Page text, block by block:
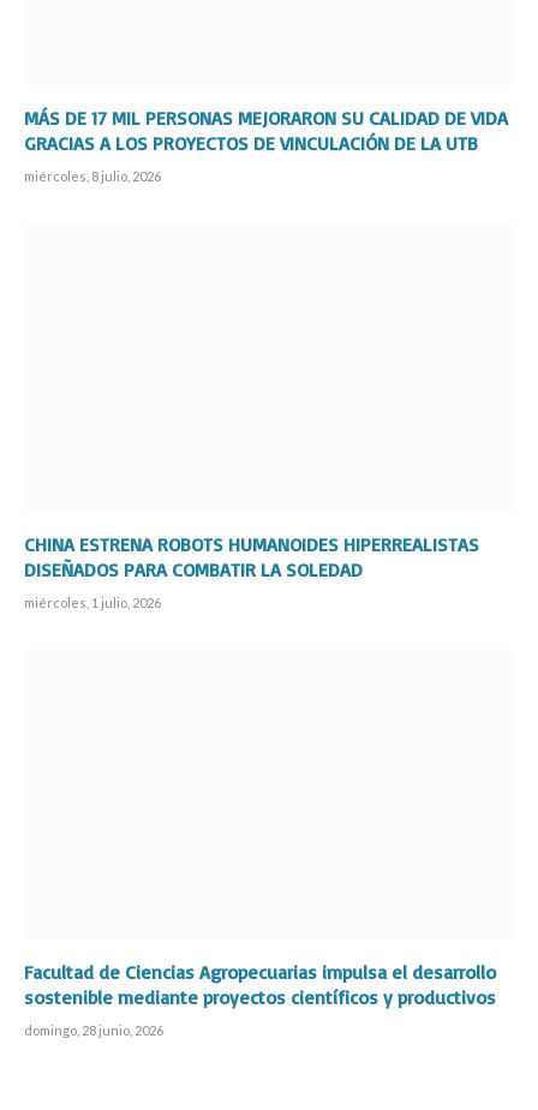
MÁS DE 17 MIL PERSONAS MEJORARON SU CALIDAD DE VIDA
GRACIAS A LOS PROYECTOS DE VINCULACIÓN DE LA UTB
miércoles, 8 julio, 2026
CHINA ESTRENA ROBOTS HUMANOIDES HIPERREALISTAS
DISEÑADOS PARA COMBATIR LA SOLEDAD
miércoles, 1 julio, 2026
Facultad de Ciencias Agropecuarias impulsa el desarrollo
sostenible mediante proyectos científicos y productivos
domingo, 28 junio, 2026